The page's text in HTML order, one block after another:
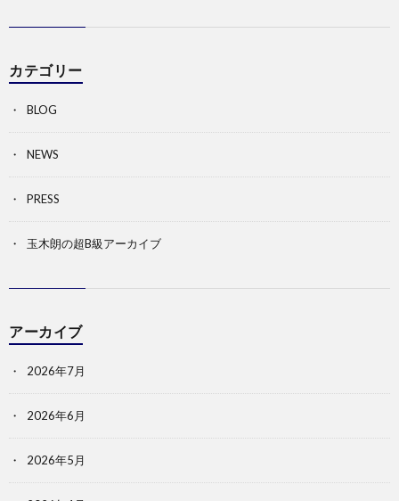
カテゴリー
BLOG
NEWS
PRESS
玉木朗の超B級アーカイブ
アーカイブ
2026年7月
2026年6月
2026年5月